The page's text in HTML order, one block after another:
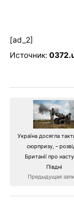
[ad_2]
Источник:
Україна досягла
сюрпризу, –
Британії про
Півдні
Предыдущая